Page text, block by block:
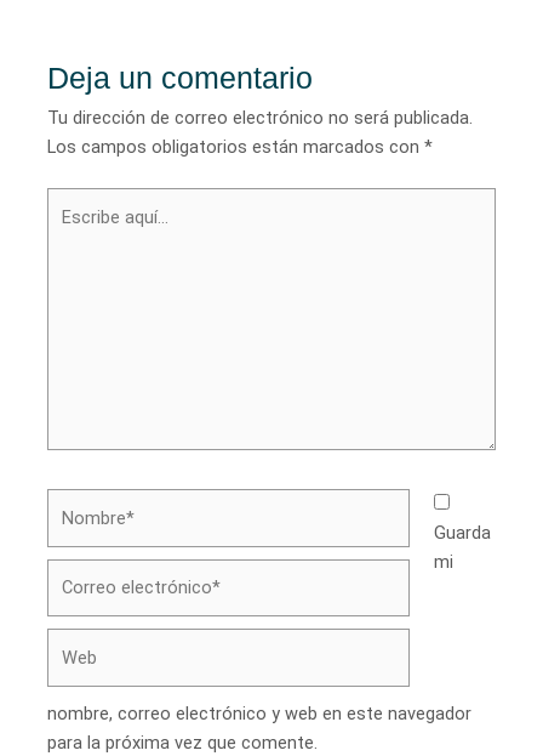
Deja un comentario
Tu dirección de correo electrónico no será publicada.
Los campos obligatorios están marcados con*
aquí...
Guarda
mi
nombre, correo electrónico y web en este navegador
para la próxima vez que comente.